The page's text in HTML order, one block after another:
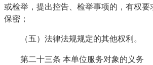
或检举，提出控告、检举事项的，有权
保密；
（五）法律法规规定的其他权利。
第二十三条 本单位服务对象的义务